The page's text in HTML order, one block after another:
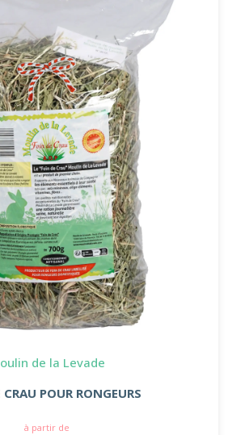
de la Levade
POUR RONGEURS
à partir de